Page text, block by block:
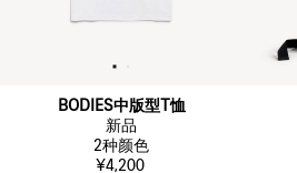
BODIES中版型T恤
新品
2种颜色
¥4,200